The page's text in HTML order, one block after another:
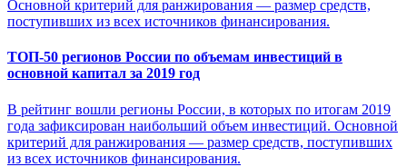
ТОП-50 регионов России по объемам инвестиций в
основной капитал за 2019 год
В рейтинг вошли регионы России, в которых по итогам 2019
года зафиксирован наибольший объем инвестиций. Основной
критерий для ранжирования — размер средств, поступивших
из всех источников финансирования.